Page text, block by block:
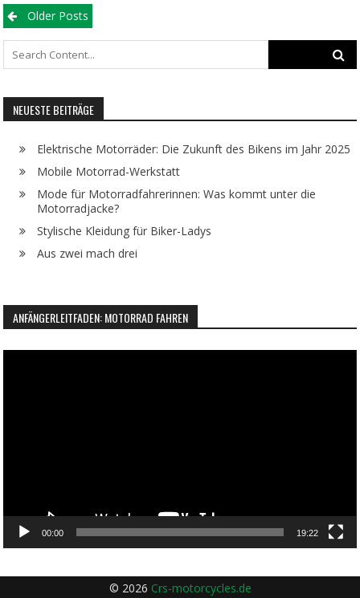
Posts
navigation
Older Posts
for:
NEUESTE BEITRÄGE
Elektrische Motorräder: Die Zukunft des Bikens im Jahr 2025
Mobile Motorrad-Werkstatt
Mode für Motorradfahrerinnen: Was kommt unter die
Motorradjacke?
Stylische Kleidung für Biker-Ladys
Aus zwei mach drei
ANFÄNGERLEITFADEN: MOTORRAD FAHREN
00:00 19:22
© 2026 Crs-motorcycles.de